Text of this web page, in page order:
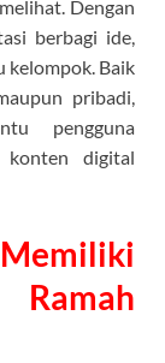
Dengan
berbagi ide,
kelompok. Baik
pribadi,
pengguna
konten digital